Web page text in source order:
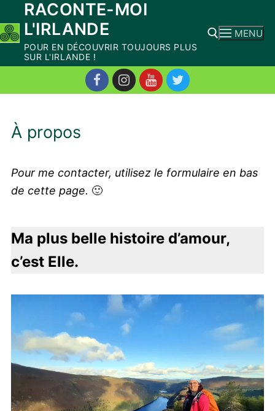
au
contenu
RACONTE-MOI
L'IRLANDE
POUR EN DÉCOUVRIR TOUJOURS PLUS
SUR L'IRLANDE !
Rechercher :
MENU
À propos
Pour me contacter, utilisez le formulaire en bas
de cette page. 🙂
Ma plus belle histoire d’amour,
c’est Elle.